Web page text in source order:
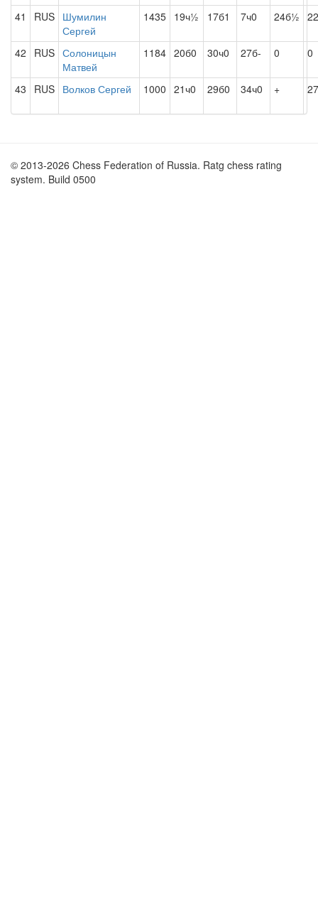
41 RUS Шумилин
Сергей
1435 19ч½ 17б1 7ч0 24б½
42 RUS Солоницын
Матвей
1184 20б0 30ч0 27б- 0 0
43 RUS Волков Сергей 1000 21ч0 29б0 34ч0 +
© 2013-2026 Chess Federation of Russia. Ratg chess rating
system. Build 0500